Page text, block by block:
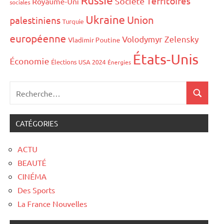
sociales
palestiniens Turquie Ukraine Union
européenne Vladimir Poutine Volodymyr Zelensky
Économie Élections USA 2024 Énergies États-Unis
CATÉGORIES
ACTU
BEAUTÉ
CINÉMA
Des Sports
La France Nouvelles